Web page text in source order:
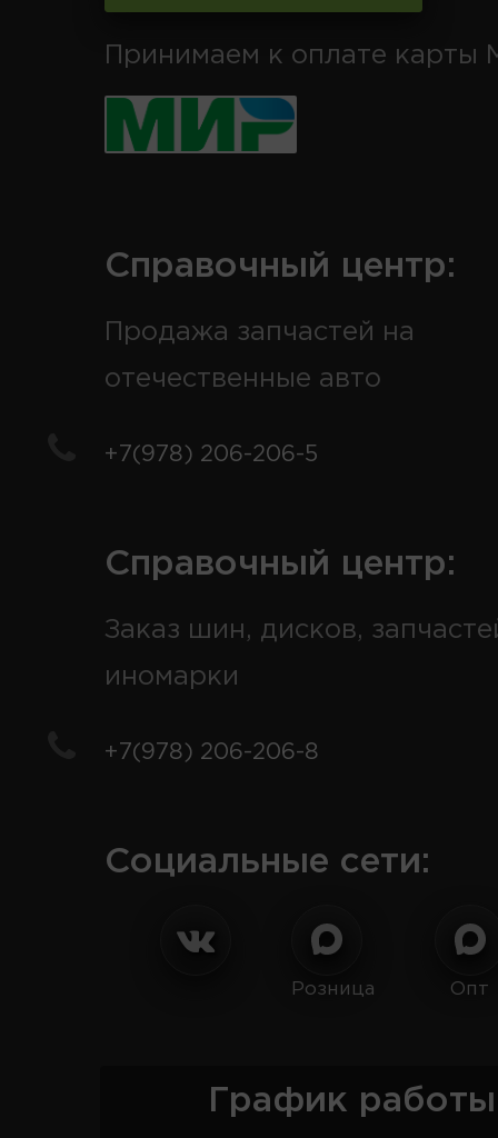
Принимаем к оплате карты
Справочный центр:
Продажа запчастей на
отечественные авто
+7(978) 206-206-5
Справочный центр:
Заказ шин, дисков,
иномарки
+7(978) 206-206-8
Социальные сети:
Розница Опт
График